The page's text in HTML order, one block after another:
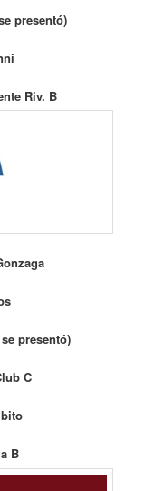
presentó)
Riv. B
presentó)
C
B